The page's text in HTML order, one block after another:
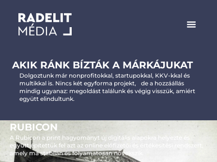
AKIK RÁNK BÍZTÁK A MÁRKÁJUKAT
Dolgoztunk már nonprofitokkal, startupokkal, KKV-kkal és
multikkal is. Nincs két egyforma projekt, de a hozzáállás
mindig ugyanaz: megoldást találunk és végig visszük, amiért
együtt elindultunk.
RUBICON
A Rubicon a print hagyományt új digitális alapokra helyezte és
együtt építettük fel azt az online előfizetői és értékesítési rendszert,
amely ma stabilan és folyamatosan növekszik.